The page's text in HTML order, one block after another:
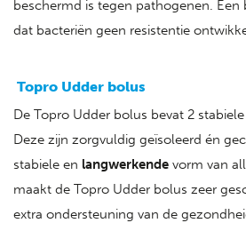
beschermd is tegen pathogenen. Een
dat bacteriën geen resistentie
Topro Udder bolus
De Topro Udder bolus bevat 2
Deze zijn zorgvuldig geïsoleerd én
stabiele en langwerkende vorm van
maakt de Topro Udder bolus zeer
extra ondersteuning van de